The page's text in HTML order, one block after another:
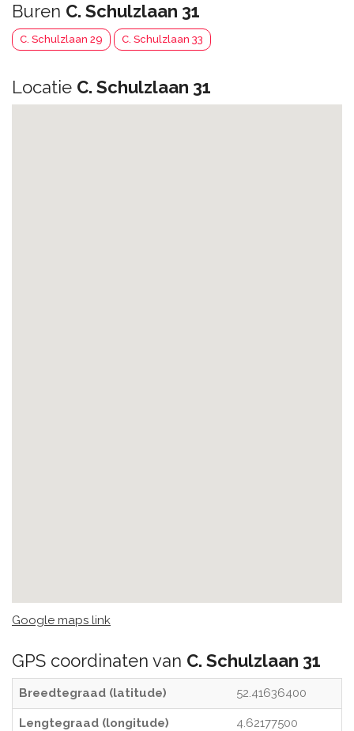
Buren C. Schulzlaan 31
C. Schulzlaan 29 C. Schulzlaan 33
Locatie C. Schulzlaan 31
Google maps link
GPS coordinaten van C. Schulzlaan 31
Breedtegraad (latitude) 52.41636400
Lengtegraad (longitude) 4.62177500